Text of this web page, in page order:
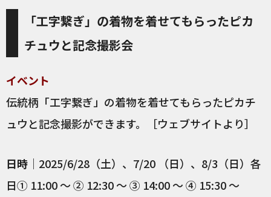
「工字繋ぎ」の着物を着せてもらったピカ
チュウと記念撮影会
イベント
伝統柄「工字繋ぎ」の着物を着せてもらったピカチ
ュウと記念撮影ができます。［ウェブサイトより］
日時 ｜2025/6/28（土）、7/20 （日）、8/3（日）各
日① 11:00 ～ ② 12:30 ～ ③ 14:00 ～ ④ 15:30 ～